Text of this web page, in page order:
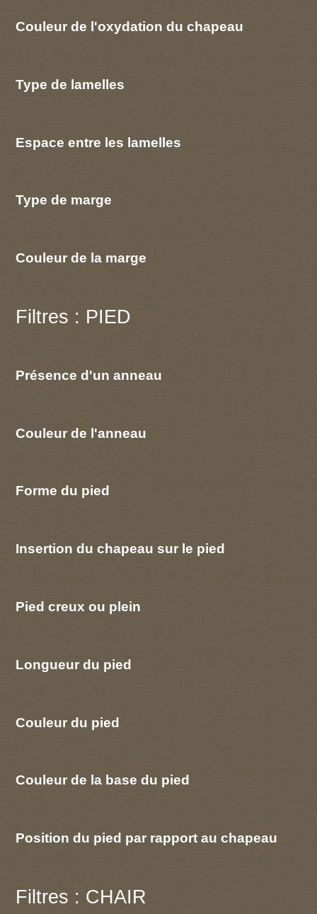
Couleur de l'oxydation du chapeau
Type de lamelles
Espace entre les lamelles
Type de marge
Couleur de la marge
Filtres : PIED
Présence d'un anneau
Couleur de l'anneau
Forme du pied
Insertion du chapeau sur le pied
Pied creux ou plein
Longueur du pied
Couleur du pied
Couleur de la base du pied
Position du pied par rapport au chapeau
Filtres : CHAIR